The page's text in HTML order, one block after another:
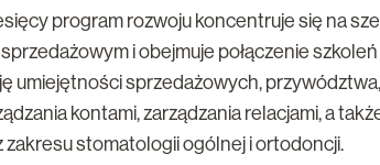
program rozwoju koncentruje się na
i obejmuje połączenie
umiejętności sprzedażowych,
kontami, zarządzania relacjami, a
zakresu stomatologii ogólnej i ortodoncji.